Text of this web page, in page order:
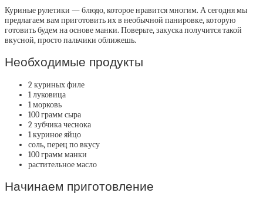
Куриные рулетики — блюдо, которое нравится многим. А сегодня мы
предлагаем вам приготовить их в необычной панировке, которую
готовить будем на основе манки. Поверьте, закуска получится такой
вкусной, просто пальчики оближешь.
Необходимые продукты
2 куриных филе
1 луковица
1 морковь
100 грамм сыра
2 зубчика чеснока
1 куриное яйцо
соль, перец по вкусу
100 грамм манки
растительное масло
Начинаем приготовление